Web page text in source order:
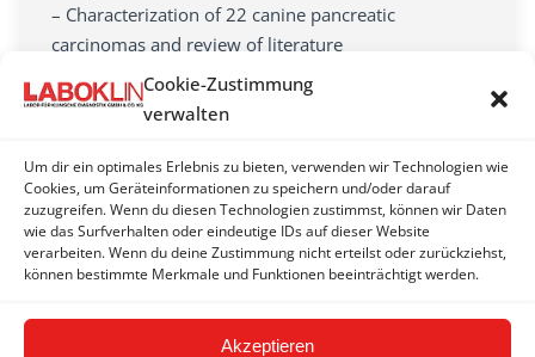
Cookie-Zustimmung
verwalten
Um dir ein optimales Erlebnis zu bieten, verwenden wir Technologien wie
Cookies, um Geräteinformationen zu speichern und/oder darauf
zuzugreifen. Wenn du diesen Technologien zustimmst, können wir Daten
wie das Surfverhalten oder eindeutige IDs auf dieser Website
verarbeiten. Wenn du deine Zustimmung nicht erteilst oder zurückziehst,
können bestimmte Merkmale und Funktionen beeinträchtigt werden.
Akzeptieren
– Characterization of 22 canine pancreatic
carcinomas and review of literature
– Retrospective evaluation of vector-borne
infections in dogs,,,
in England…
– Season and sex specific thyroid hormone levels in
different European tortoise species
…